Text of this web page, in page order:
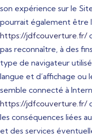
son expérience sur le
pourrait également être
https://jdfcouverture.fr/
pas reconnaître, à des
type de navigateur
langue et d’affichage ou
semble connecté à
https://jdfcouverture.fr/
les conséquences liées
et des services